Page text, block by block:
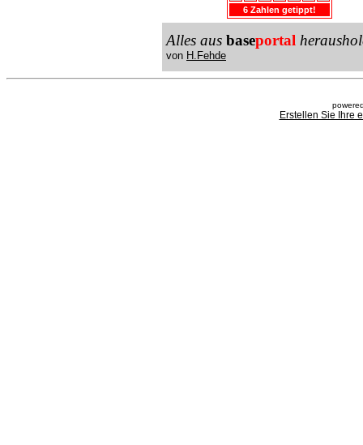
6 Zahlen getippt!
Alles aus baseportal
von H.Fehde
Erstellen Sie Ihre